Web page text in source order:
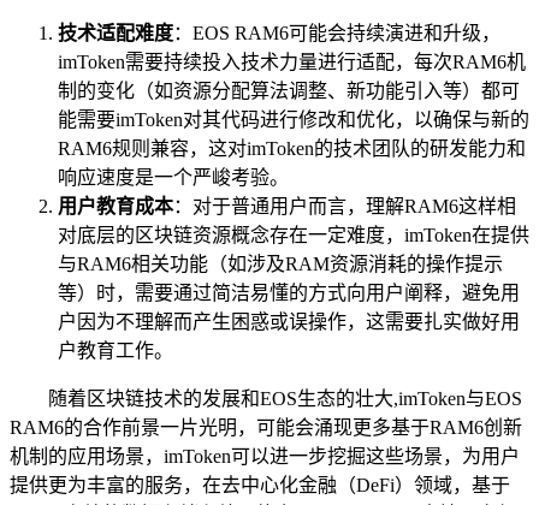
技术适配难度：EOS RAM6可能会持续演进和升级，
imToken需要持续投入技术力量进行适配，每次RAM6机
制的变化（如资源分配算法调整、新功能引入等）都可
能需要imToken对其代码进行修改和优化，以确保与新的
RAM6规则兼容，这对imToken的技术团队的研发能力和
响应速度是一个严峻考验。
用户教育成本：对于普通用户而言，理解RAM6这样相
对底层的区块链资源概念存在一定难度，imToken在提供
与RAM6相关功能（如涉及RAM资源消耗的操作提示
等）时，需要通过简洁易懂的方式向用户阐释，避免用
户因为不理解而产生困惑或误操作，这需要扎实做好用
户教育工作。
随着区块链技术的发展和EOS生态的壮大,imToken与EOS
RAM6的合作前景一片光明，可能会涌现更多基于RAM6创新
机制的应用场景，imToken可以进一步挖掘这些场景，为用户
提供更为丰富的服务，在去中心化金融（DeFi）领域，基于